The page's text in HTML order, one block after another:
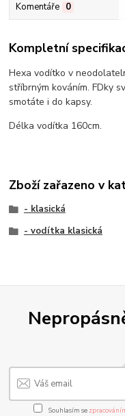
Komentáře 0
Kompletní
Hexa vodítko v
stříbrným kováním. FDky
smotáte i do kapsy.
Délka vodítka 160cm.
Zboží zařazeno v
- klasická
- vodítka klasická
Souhlasím se